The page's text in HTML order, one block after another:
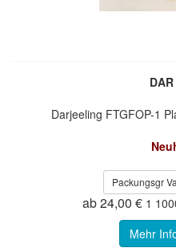
Darjeeling FTGFOP-1
Packungsgr
ab 24,00 € 1
Mehr